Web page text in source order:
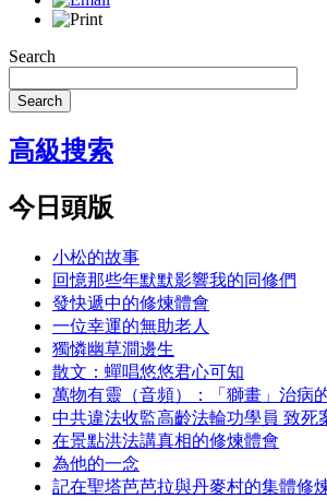
Search
Search
高級搜索
今日頭版
小松的故事
回憶那些年默默影響我的同修們
發快遞中的修煉體會
一位幸運的無助老人
獨憐幽草澗邊生
散文：蟬唱悠悠君心可知
萬物有靈（音頻）：「獅畫」治病
中共違法收監高齡法輪功學員 致死
在景點洪法講真相的修煉體會
為他的一念
記在聖塔芭芭拉與丹麥村的集體修